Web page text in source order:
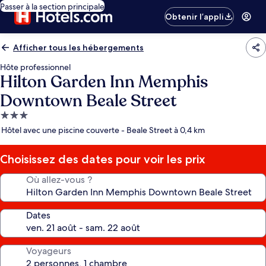
Passer à la section principale
Obtenir l’appli
Afficher tous les hébergements
Hôte professionnel
Hilton Garden Inn Memphis
Downtown Beale Street
Hébergement
3.0 étoiles
Hôtel avec une piscine couverte - Beale Street à 0,4 km
Choisissez des dates pour voir les prix
Où allez-vous ?
Dates
Voyageurs